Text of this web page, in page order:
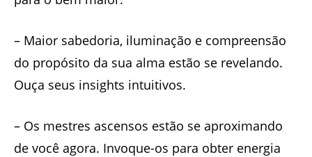
– Maior sabedoria, iluminação e compreensão
do propósito da sua alma estão se revelando.
Ouça seus insights intuitivos.
– Os mestres ascensos estão se aproximando
de você agora. Invoque-os para obter energia